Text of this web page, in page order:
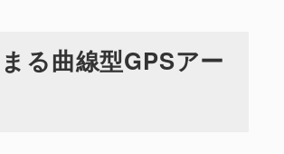
る曲線型GPSアー